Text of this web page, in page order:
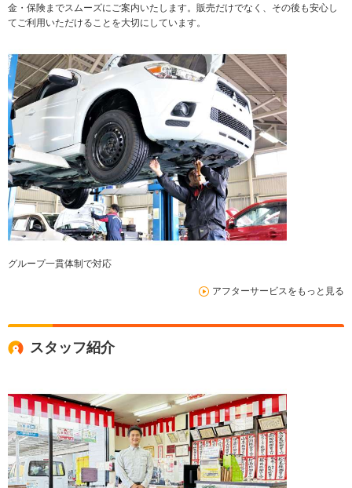
金・保険までスムーズにご案内いたします。販売だけでなく、その後も安心し
てご利用いただけることを大切にしています。
グループ一貫体制で対応
アフターサービスをもっと見る
スタッフ紹介